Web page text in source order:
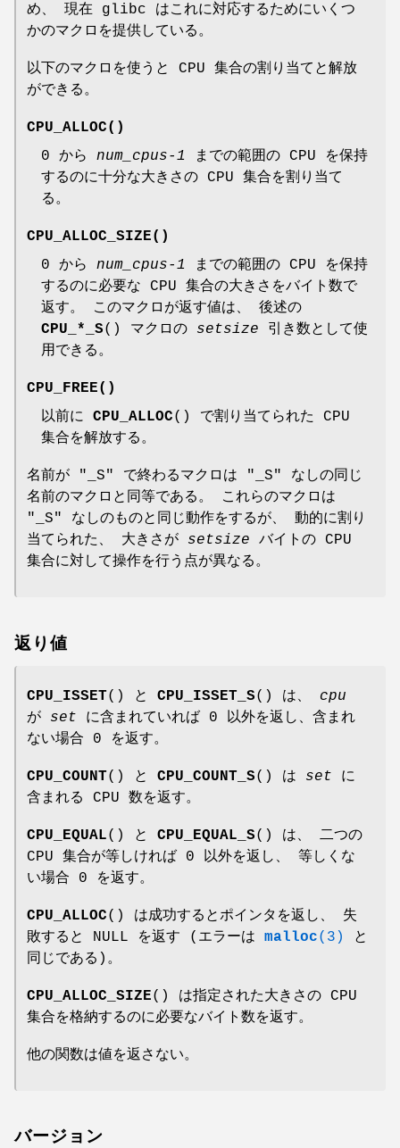
め、 現在 glibc はこれに対応するためにいくつ
かのマクロを提供している。
以下のマクロを使うと CPU 集合の割り当てと解放
ができる。
CPU_ALLOC()
0 から num_cpus-1 までの範囲の CPU を保持
するのに十分な大きさの CPU 集合を割り当て
る。
CPU_ALLOC_SIZE()
0 から num_cpus-1 までの範囲の CPU を保持
するのに必要な CPU 集合の大きさをバイト数で
返す。 このマクロが返す値は、 後述の
CPU_*_S() マクロの setsize 引き数として使
用できる。
CPU_FREE()
以前に CPU_ALLOC() で割り当てられた CPU
集合を解放する。
名前が "_S" で終わるマクロは "_S" なしの同じ
名前のマクロと同等である。 これらのマクロは
"_S" なしのものと同じ動作をするが、 動的に割り
当てられた、 大きさが setsize バイトの CPU
集合に対して操作を行う点が異なる。
返り値
CPU_ISSET() と CPU_ISSET_S() は、 cpu
が set に含まれていれば 0 以外を返し、含まれ
ない場合 0 を返す。
CPU_COUNT() と CPU_COUNT_S() は set に
含まれる CPU 数を返す。
CPU_EQUAL() と CPU_EQUAL_S() は、 二つの
CPU 集合が等しければ 0 以外を返し、 等しくな
い場合 0 を返す。
CPU_ALLOC() は成功するとポインタを返し、 失
敗すると NULL を返す (エラーは malloc(3)
と
同じである)。
CPU_ALLOC_SIZE() は指定された大きさの CPU
集合を格納するのに必要なバイト数を返す。
他の関数は値を返さない。
バージョン